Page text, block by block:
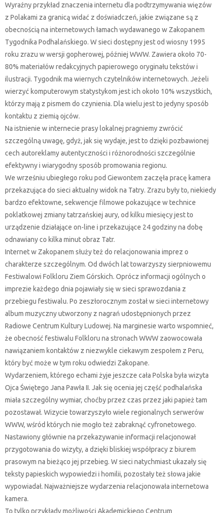
Wyraźny przykład znaczenia internetu dla podtrzymywania więzów
z Polakami za granicą widać z doświadczeń, jakie związane są z
obecnością na internetowych łamach wydawanego w Zakopanem
Tygodnika Podhalańskiego. W sieci dostępny jest od wiosny 1995
roku zrazu w wersji gopherowej, później WWW. Zawiera około 70-
80% materiałów redakcyjnych papierowego oryginału tekstów i
ilustracji. Tygodnik ma wiernych czytelników internetowych. Jeżeli
wierzyć komputerowym statystykom jest ich około 10% wszystkich,
którzy mają z pismem do czynienia. Dla wielu jest to jedyny sposób
kontaktu z ziemią ojców.
Na istnienie w internecie prasy lokalnej pragniemy zwrócić
szczególną uwagę, gdyż, jak się wydaje, jest to dzięki pozbawionej
cech autoreklamy autentyczności i różnorodności szczególnie
efektywny i wiarygodny sposób promowania regionu.
We wrześniu ubiegłego roku pod Giewontem zaczęła pracę kamera
przekazująca do sieci aktualny widok na Tatry. Zrazu były to, niekiedy
bardzo efektowne, sekwencje filmowe pokazujące w technice
poklatkowej zmiany tatrzańskiej aury, od kilku miesięcy jest to
urządzenie działające on-line i przekazujące 24 godziny na dobę
odnawiany co kilka minut obraz Tatr.
Internet w Zakopanem służy też do relacjonowania imprez o
charakterze szczególnym. Od dwóch lat towarzyszy sierpniowemu
Festiwalowi Folkloru Ziem Górskich. Oprócz informacji ogólnych o
imprezie każdego dnia pojawiały się w sieci sprawozdania z
przebiegu festiwalu. Po zeszłorocznym został w sieci internetowy
album muzyczny utworzony z nagrań udostępnionych przez
Radiowe Centrum Kultury Ludowej. Na marginesie warto wspomnieć,
że obecność festiwalu Folkloru na stronach WWW zaowocowała
nawiązaniem kontaktów z niezwykle ciekawym zespołem z Peru,
który być może w tym roku odwiedzi Zakopane.
Wydarzeniem, którego echami żyje jeszcze cała Polska była wizyta
Ojca Świętego Jana Pawła II. Jak się ocenia jej część podhalańska
miała szczególny wymiar, choćby przez czas przez jaki papież tam
pozostawał. Wizycie towarzyszyło wiele regionalnych serwerów
WWW, wśród których nie mogło też zabraknąć cyfronetowego.
Nastawiony głównie na przekazywanie informacji relacjonował
przygotowania do wizyty, a dzięki bliskiej współpracy z biurem
prasowym na bieżąco jej przebieg. W sieci natychmiast ukazały się
teksty papieskich wypowiedzi i homilii, pozostały też słowa jakie
wypowiadał. Najważniejsze wydarzenia relacjonowała internetowa
kamera.
To tylko przykłady możliwości Akademickiego Centrum